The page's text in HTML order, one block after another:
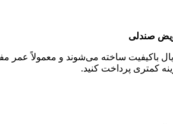
باکیفیت ساخته می‌شوند و معمولاً عمر
کمتری پرداخت کنید.